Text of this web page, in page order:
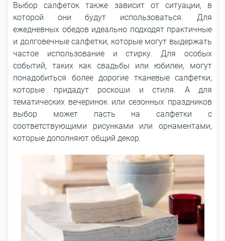
Выбор салфеток также зависит от ситуации, в
которой они будут использоваться. Для
ежедневных обедов идеально подходят практичные
и долговечные салфетки, которые могут выдержать
частое использование и стирку. Для особых
событий, таких как свадьбы или юбилеи, могут
понадобиться более дорогие тканевые салфетки,
которые придадут роскоши и стиля. А для
тематических вечеринок или сезонных праздников
выбор может пасть на салфетки с
соответствующими рисунками или орнаментами,
которые дополняют общий декор.